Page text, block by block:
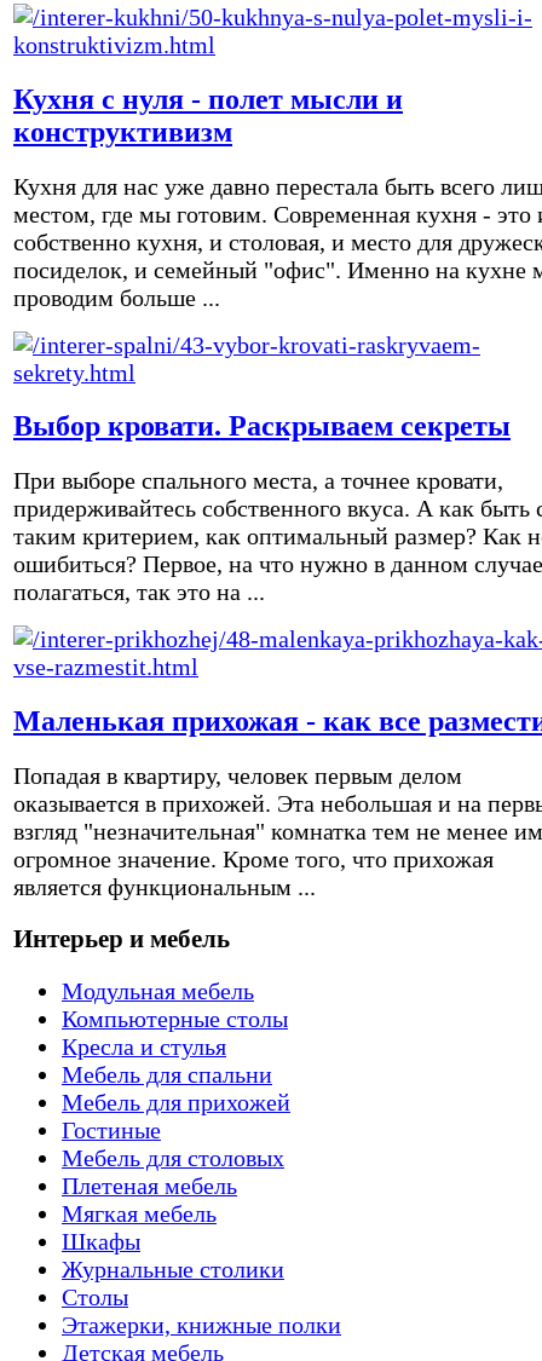
Кухня с нуля - полет мысли и
конструктивизм
Кухня для нас уже давно перестала быть всего
местом, где мы готовим. Современная кухня - это
собственно кухня, и столовая, и место для
посиделок, и семейный "офис". Именно на кухне
проводим больше ...
Выбор кровати. Раскрываем секреты
При выборе спального места, а точнее кровати,
придерживайтесь собственного вкуса. А как быть
таким критерием, как оптимальный размер? Как
ошибиться? Первое, на что нужно в данном случае
полагаться, так это на ...
Маленькая прихожая - как все
Попадая в квартиру, человек первым делом
оказывается в прихожей. Эта небольшая и на
взгляд "незначительная" комнатка тем не менее
огромное значение. Кроме того, что прихожая
является функциональным ...
Интерьер и мебель
Модульная мебель
Компьютерные столы
Кресла и стулья
Мебель для спальни
Мебель для прихожей
Гостиные
Мебель для столовых
Плетеная мебель
Мягкая мебель
Шкафы
Журнальные столики
Столы
Этажерки, книжные полки
Детская мебель